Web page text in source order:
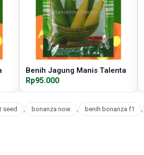
Benih Jagung Manis Talenta
Rp95.000
seed , bonanza now , benih bonanza f1 ,